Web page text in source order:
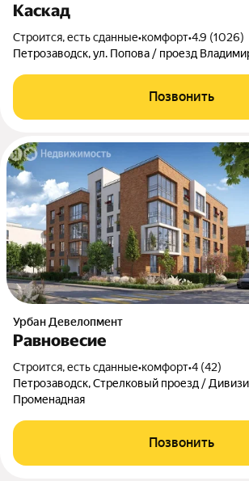
Каскад
Строится, есть сданные•комфорт•4.9 (1026)
Петрозаводск, ул. Попова / проезд
Позвонить
Урбан Девелопмент
Равновесие
Строится, есть сданные•комфорт•4 (42)
Петрозаводск, Стрелковый проезд /
Променадная
Позвонить